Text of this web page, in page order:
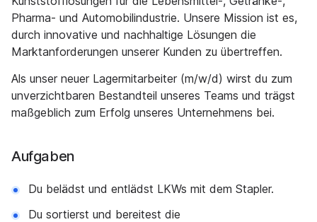
Pharma- und Automobilindustrie. Unsere Mission ist es,
durch innovative und nachhaltige Lösungen die
Marktanforderungen unserer Kunden zu übertreffen.
Als unser neuer Lagermitarbeiter (m/w/d) wirst du zum
unverzichtbaren Bestandteil unseres Teams und trägst
maßgeblich zum Erfolg unseres Unternehmens bei.
Aufgaben
Du belädst und entlädst LKWs mit dem Stapler.
Du sortierst und bereitest die